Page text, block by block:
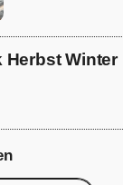
Herbst